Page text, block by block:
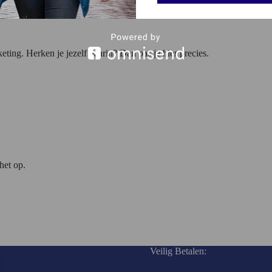
Herken je jezelf daarin? Dan pas je hier precies.
op.
Veilig Betalen: